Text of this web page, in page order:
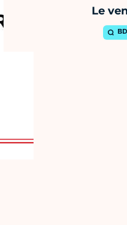
Le
BD